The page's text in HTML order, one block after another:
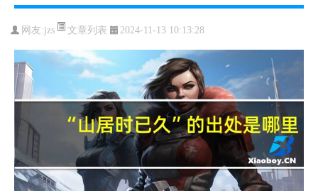
网友:jzs 文章列表 2024-11-13 10:13:28